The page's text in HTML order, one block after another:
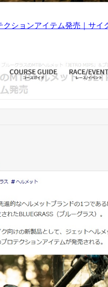
ションアイテム発売｜サイ